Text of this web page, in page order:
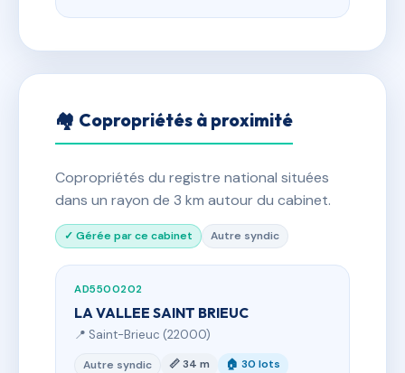
🏘 Copropriétés à proximité
Copropriétés du registre national situées
dans un rayon de 3 km autour du cabinet.
✓ Gérée par ce cabinet Autre syndic
AD5500202
LA VALLEE SAINT BRIEUC
📍 Saint-Brieuc (22000)
Autre syndic 📏 34 m 🏠 30 lots